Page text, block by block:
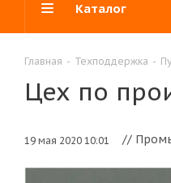
Каталог
Главная - Техподдержка -
Цех по
19 мая 2020 10:01 //